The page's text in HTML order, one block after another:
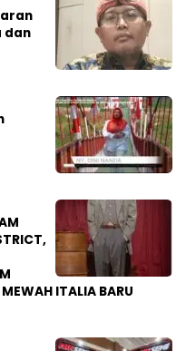
dan
ITALIA BARU